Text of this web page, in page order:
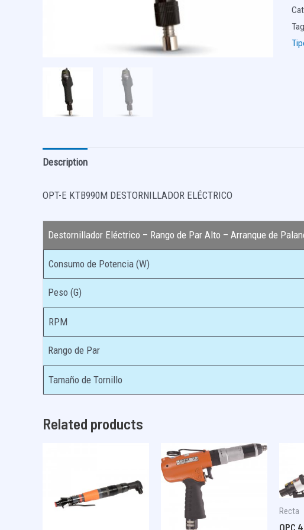
Description
OPT-E KTB990M DESTORNILLADOR ELÉCTRICO
Destornillador Eléctrico – Rango de Par Alto – Arranque de
Consumo de Potencia (W)
Peso (G)
RPM
Rango de Par
Tamaño de Tornillo
Related products
Recta
OPC